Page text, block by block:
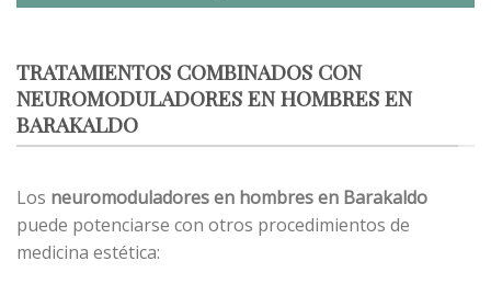
TRATAMIENTOS COMBINADOS CON
NEUROMODULADORES EN HOMBRES EN
BARAKALDO
Los neuromoduladoresen hombres en Barakaldo
puede potenciarse con otros procedimientos de
medicina estética: